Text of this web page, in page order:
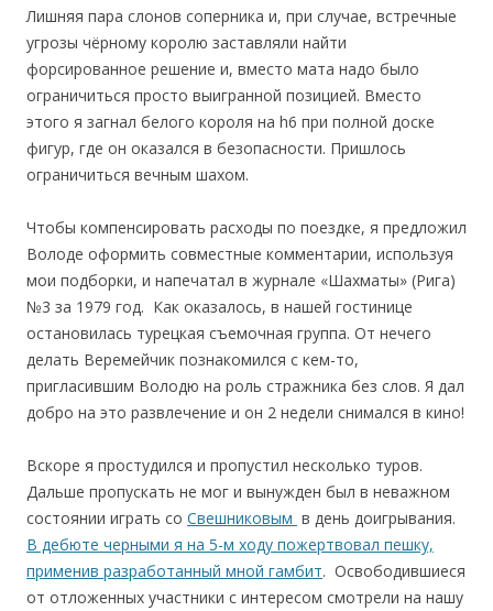
Лишняя пара слонов соперника и, при случае, встречные
угрозы чёрному королю заставляли найти
форсированное решение и, вместо мата надо было
ограничиться просто выигранной позицией. Вместо
этого я загнал белого короля на h6 при полной доске
фигур, где он оказался в безопасности. Пришлось
ограничиться вечным шахом.
Чтобы компенсировать расходы по поездке, я предложил
Володе оформить совместные комментарии, используя
мои подборки, и напечатал в журнале «Шахматы» (Рига)
№3 за 1979 год. Как оказалось, в нашей гостинице
остановилась турецкая съемочная группа. От нечего
делать Веремейчик познакомился с кем-то,
пригласившим Володю на роль стражника без слов. Я дал
добро на это развлечение и он 2 недели снимался в кино!
Вскоре я простудился и пропустил несколько туров.
Дальше пропускать не мог и вынужден был в неважном
состоянии играть со Свешниковым в день доигрывания.
В дебюте черными я на 5-м ходу пожертвовал пешку,
применив разработанный мной гамбит. Освободившиеся
от отложенных участники с интересом смотрели на нашу